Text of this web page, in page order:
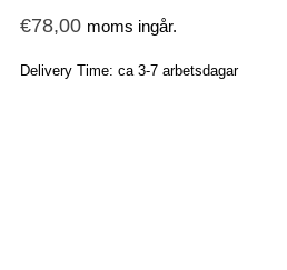
€78,00 moms ingår.
Delivery Time: ca 3-7 arbetsdagar